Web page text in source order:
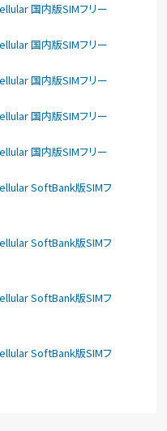
国内版SIMフリー
国内版SIMフリー
国内版SIMフリー
国内版SIMフリー
国内版SIMフリー
SoftBank版SIMフ
SoftBank版SIMフ
SoftBank版SIMフ
SoftBank版SIMフ